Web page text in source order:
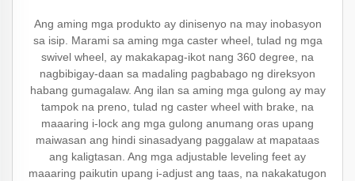
Ang aming mga produkto ay dinisenyo na may inobasyon
sa isip. Marami sa aming mga caster wheel, tulad ng mga
swivel wheel, ay makakapag-ikot nang 360 degree, na
nagbibigay-daan sa madaling pagbabago ng direksyon
habang gumagalaw. Ang ilan sa aming mga gulong ay may
tampok na preno, tulad ng caster wheel with brake, na
maaaring i-lock ang mga gulong anumang oras upang
maiwasan ang hindi sinasadyang paggalaw at mapataas
ang kaligtasan. Ang mga adjustable leveling feet ay
maaaring paikutin upang i-adjust ang taas, na nakakatugon